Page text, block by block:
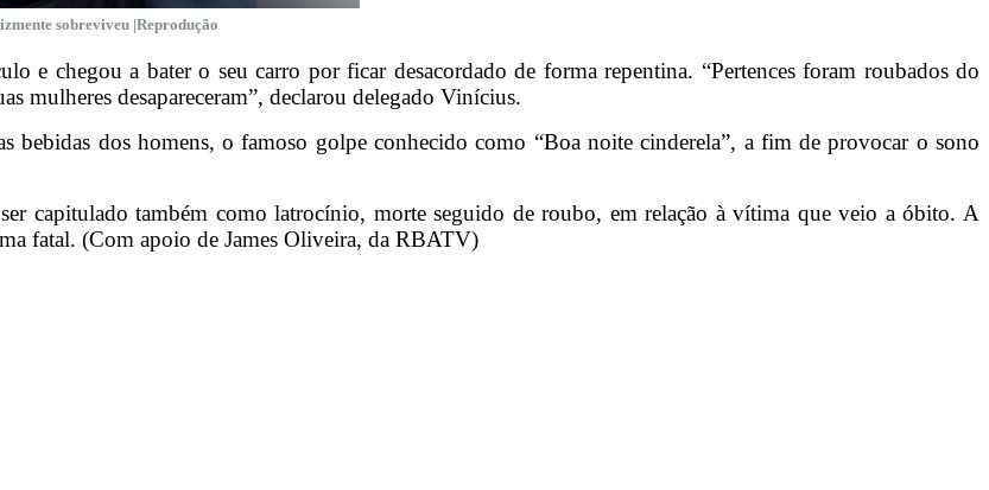
sobreviveu |Reprodução
e chegou a bater o seu carro por ficar desacordado de forma repentina. “Pertences foram roubados do
mulheres desapareceram”, declarou delegado Vinícius.
bebidas dos homens, o famoso golpe conhecido como “Boa noite cinderela”, a fim de provocar o sono
capitulado também como latrocínio, morte seguido de roubo, em relação à vítima que veio a óbito. A
fatal. (Com apoio de James Oliveira, da RBATV)